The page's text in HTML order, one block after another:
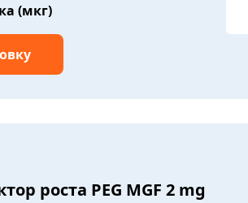
(мкг)
роста PEG MGF 2 mg